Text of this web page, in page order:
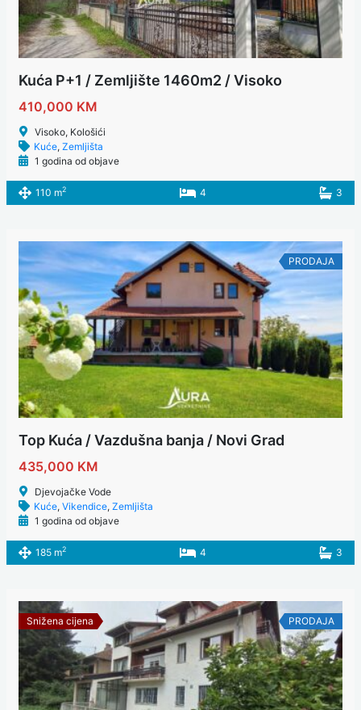
Kuća P+1 / Zemljište 1460m2 / Visoko
410,000 KM
Visoko, Kološići
Kuće,Zemljišta
1 godina od objave
110 m2 4 3
PRODAJA
Top Kuća / Vazdušna banja / Novi Grad
435,000 KM
Djevojačke Vode
Kuće,Vikendice,Zemljišta
1 godina od objave
185 m2 4 3
Snižena cijena PRODAJA